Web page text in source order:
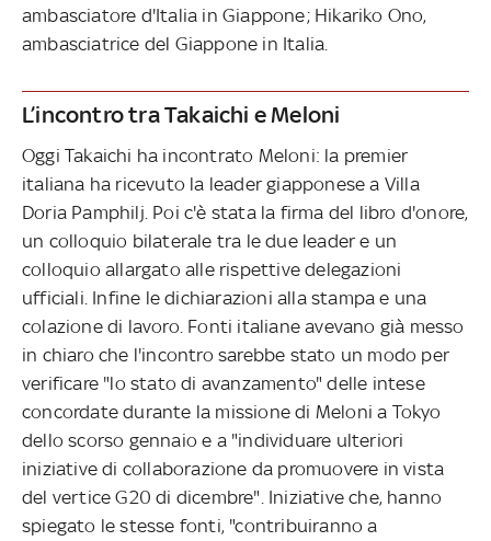
ambasciatore d'Italia in Giappone; Hikariko Ono,
ambasciatrice del Giappone in Italia.
L’incontro tra Takaichi e Meloni
Oggi Takaichi ha incontrato Meloni: la premier
italiana ha ricevuto la leader giapponese a Villa
Doria Pamphilj. Poi c'è stata la firma del libro d'onore,
un colloquio bilaterale tra le due leader e un
colloquio allargato alle rispettive delegazioni
ufficiali. Infine le dichiarazioni alla stampa e una
colazione di lavoro. Fonti italiane avevano già messo
in chiaro che l'incontro sarebbe stato un modo per
verificare "lo stato di avanzamento" delle intese
concordate durante la missione di Meloni a Tokyo
dello scorso gennaio e a "individuare ulteriori
iniziative di collaborazione da promuovere in vista
del vertice G20 di dicembre". Iniziative che, hanno
spiegato le stesse fonti, "contribuiranno a